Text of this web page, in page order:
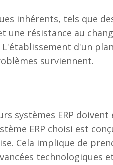
inhérents, tels que
résistance au
d'un
surviennent.
systèmes ERP
ERP choisi est
Cela implique de
technologiques